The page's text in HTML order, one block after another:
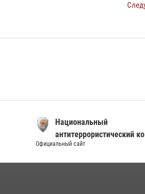
Национальный
антитеррористический
Официальный сайт